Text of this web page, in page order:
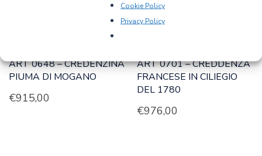
Cookie Policy
Privacy Policy
ART 0648 – CREDENZINA
PIUMA DI MOGANO
€915,00
ART 0701 – CREDDENZA
FRANCESE IN CILIEGIO
DEL 1780
€976,00